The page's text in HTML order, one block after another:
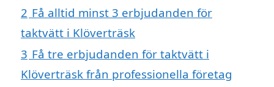
2 Få alltid minst 3 erbjudanden för
taktvätt i Klöverträsk
3 Få tre erbjudanden för taktvätt i
Klöverträsk från professionella företag